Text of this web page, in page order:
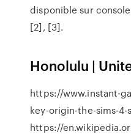
disponible sur
[2], [3].
Honolulu |
https://www.instant-
key-origin-the-sims-
https://